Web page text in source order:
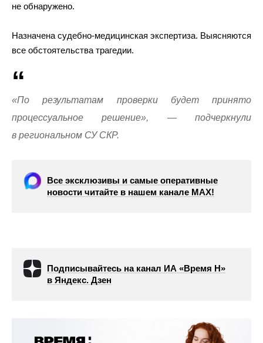
не обнаружено.
Назначена судебно-медицинская экспертиза. Выясняются
все обстоятельства трагедии.
«По результатам проверки будет принято
процессуальное решение», — подчеркнули
в региональном СУ СКР.
Все эксклюзивы и самые оперативные
новости читайте в нашем канале МАХ!
Подписывайтесь на канал ИА «Время Н»
в Яндекс. Дзен